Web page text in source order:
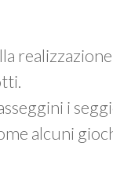
i
alcuni